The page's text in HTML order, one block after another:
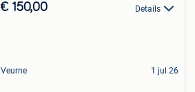
€ 150,00 Details
Veurne 1 jul 26